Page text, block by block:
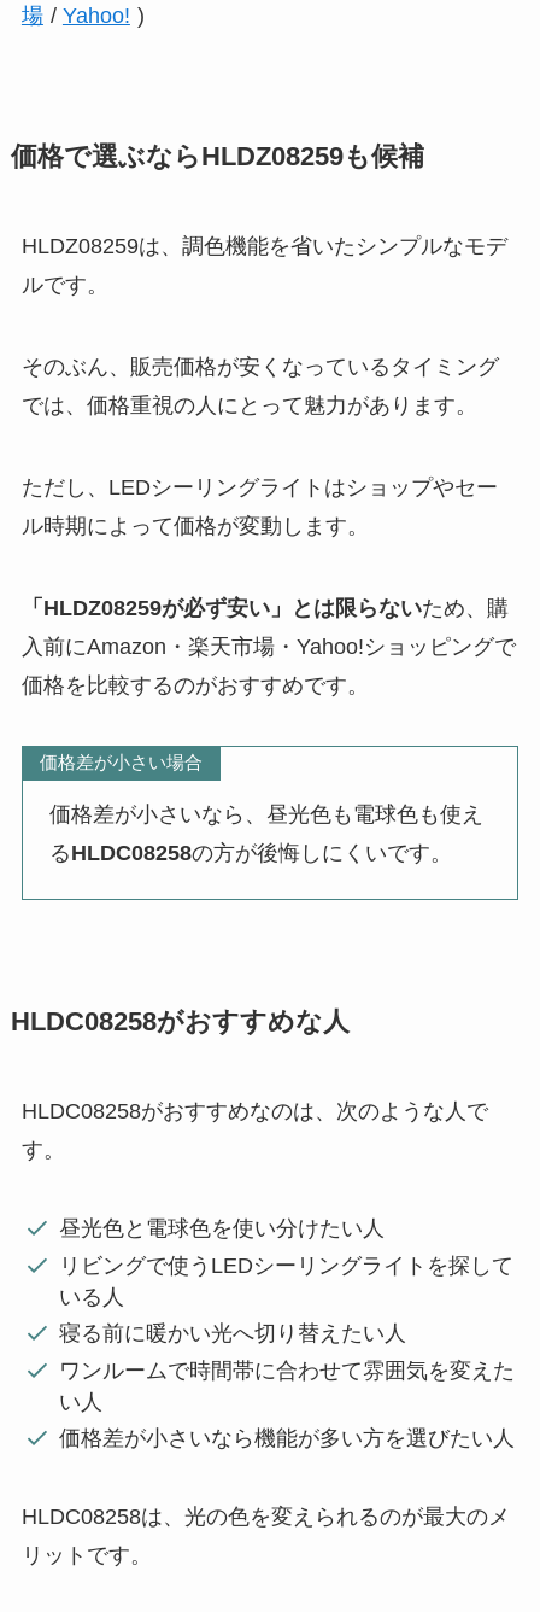
場 / Yahoo! )
価格で選ぶならHLDZ08259も候補
HLDZ08259は、調色機能を省いたシンプルなモデ
ルです。
そのぶん、販売価格が安くなっているタイミング
では、価格重視の人にとって魅力があります。
ただし、LEDシーリングライトはショップやセー
ル時期によって価格が変動します。
「HLDZ08259が必ず安い」とは限らないため、購
入前にAmazon・楽天市場・Yahoo!ショッピングで
価格を比較するのがおすすめです。
価格差が小さい場合
価格差が小さいなら、昼光色も電球色も使え
るHLDC08258の方が後悔しにくいです。
HLDC08258がおすすめな人
HLDC08258がおすすめなのは、次のような人で
す。
昼光色と電球色を使い分けたい人
リビングで使うLEDシーリングライトを探して
いる人
寝る前に暖かい光へ切り替えたい人
ワンルームで時間帯に合わせて雰囲気を変えた
い人
価格差が小さいなら機能が多い方を選びたい人
HLDC08258は、光の色を変えられるのが最大のメ
リットです。